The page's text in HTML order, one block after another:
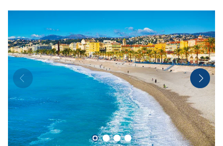
Busreisen
Bus mieten
Taxi
Reisebüro
Danube Service
Job